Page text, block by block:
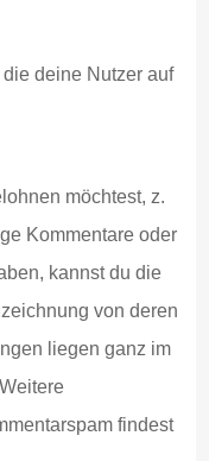
deine Nutzer auf
möchtest, z.
Kommentare oder
kannst du die
von deren
liegen ganz im
findest